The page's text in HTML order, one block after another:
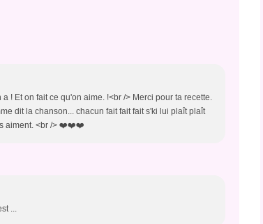
! Et on fait ce qu'on aime. !<br /> Merci pour ta recette.
dit la chanson... chacun fait fait fait s'ki lui plaît plaît
aiment. <br /> ❤️❤️❤️
...